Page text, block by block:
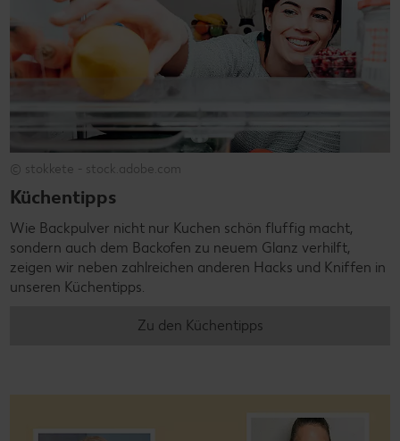
© stokkete - stock.adobe.com
Küchentipps
Wie Backpulver nicht nur Kuchen schön fluffig macht,
sondern auch dem Backofen zu neuem Glanz verhilft,
zeigen wir neben zahlreichen anderen Hacks und Kniffen in
unseren Küchentipps.
Zu den Küchentipps